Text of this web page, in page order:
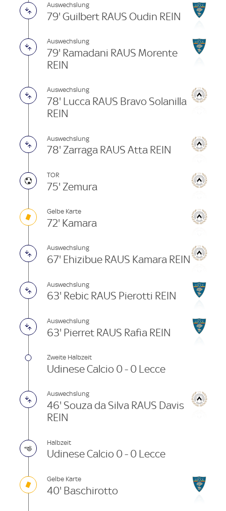
Auswechslung
79' Guilbert RAUS Oudin REIN
Auswechslung
79' Ramadani RAUS Morente
REIN
Auswechslung
78' Lucca RAUS Bravo Solanilla
REIN
Auswechslung
78' Zarraga RAUS Atta REIN
TOR
75' Zemura
Gelbe Karte
72' Kamara
Auswechslung
67' Ehizibue RAUS Kamara REIN
Auswechslung
63' Rebic RAUS Pierotti REIN
Auswechslung
63' Pierret RAUS Rafia REIN
Zweite Halbzeit
Udinese Calcio 0 - 0 Lecce
Auswechslung
46' Souza da Silva RAUS Davis
REIN
Halbzeit
Udinese Calcio 0 - 0 Lecce
Gelbe Karte
40' Baschirotto